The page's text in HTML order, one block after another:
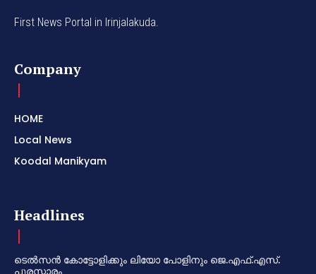
First News Portal in Irinjalakuda.
Company
HOME
Local News
Koodal Manikyam
Headlines
ടെൽസൻ കോട്ടോളിക്കും ലിയോ പോളിനും ജെ.എഫ്.എസ്.